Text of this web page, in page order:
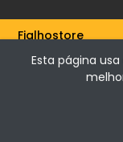
Fialhostore
Fialho &
Portugal | NIF
Esta página